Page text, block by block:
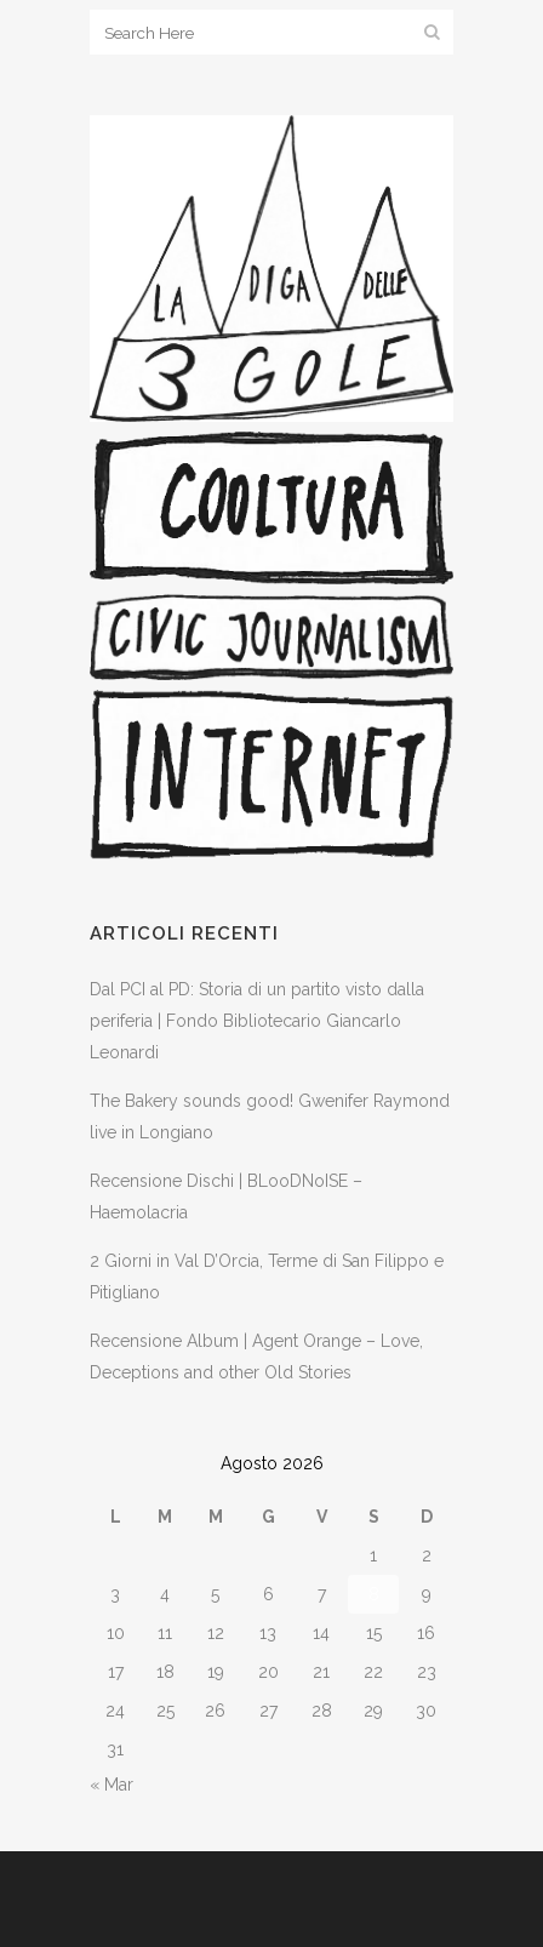
ARTICOLI RECENTI
Dal PCI al PD: Storia di un partito visto dalla
periferia | Fondo Bibliotecario Giancarlo
Leonardi
The Bakery sounds good! Gwenifer Raymond
live in Longiano
Recensione Dischi | BLooDNoISE –
Haemolacria
2 Giorni in Val D’Orcia, Terme di San Filippo e
Pitigliano
Recensione Album | Agent Orange – Love,
Deceptions and other Old Stories
Agosto 2026
L M M G V S
D
1
2
3
4 5 6 7
9
10
11 12 13 14 15
16
17
18 19 20 21 22
23
24
25 26 27 28 29
30
31
« Mar